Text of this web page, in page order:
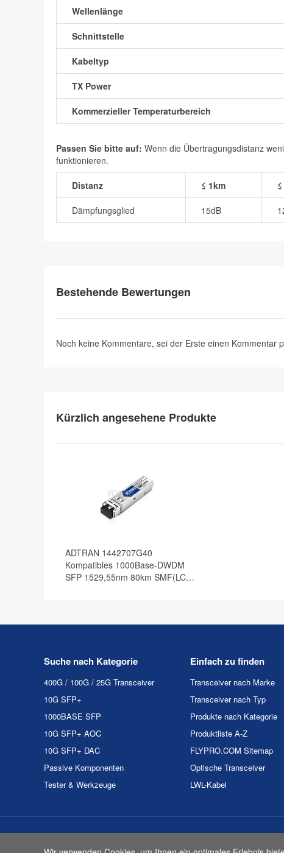
Wellenlänge
Schnittstelle
Kabeltyp
TX Power
Kommerzieller Temperaturbereich
Passen Sie bitte auf: Wenn die Übertragungsdistanz
funktionieren.
Distanz ≤ 1km
Dämpfungsglied 15dB
Bestehende Bewertungen
Noch keine Kommentare, sei der Erste einen Kommentar
Kürzlich angesehene Produkte
ADTRAN 1442707G40
Kompatibles 1000Base-DWDM
SFP 1529,55nm 80km SMF(LC
Suche nach Kategorie
400G / 100G / 25G Transceiver
10G SFP+
1000BASE SFP
10G SFP+ AOC
10G SFP+ DAC
Passive Komponenten
Tester & Werkzeuge
Einfach zu finden
Transceiver nach Marke
Transceiver nach Typ
Produkte nach Kategorie
Produktliste A-Z
FLYPRO.COM Sitemap
Optische Transceiver
LWL-Kabel